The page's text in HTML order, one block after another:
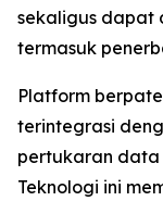
sekaligus dapat
termasuk
Platform
terintegrasi
pertukaran data
Teknologi ini